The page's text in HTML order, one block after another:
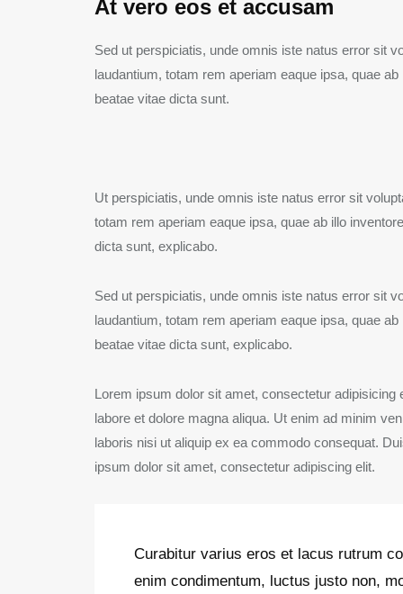
At vero eos et accusam
Sed ut perspiciatis, unde omnis iste natus error sit
laudantium, totam rem aperiam eaque ipsa, quae
beatae vitae dicta sunt.
Ut perspiciatis, unde omnis iste natus error sit
totam rem aperiam eaque ipsa, quae ab illo
dicta sunt, explicabo.
Sed ut perspiciatis, unde omnis iste natus error sit
laudantium, totam rem aperiam eaque ipsa, quae
beatae vitae dicta sunt, explicabo.
Lorem ipsum dolor sit amet, consectetur adipisicing
labore et dolore magna aliqua. Ut enim ad minim
laboris nisi ut aliquip ex ea commodo consequat.
ipsum dolor sit amet, consectetur adipiscing elit.
Curabitur varius eros et lacus rutrum
enim condimentum, luctus justo non,